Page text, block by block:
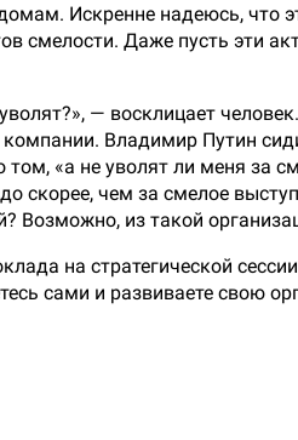
Искренне надеюсь, что
смелости. Даже пусть эти
— восклицает
Владимир Путин
том, «а не уволят ли меня за
скорее, чем за смелое
Возможно, из такой
на стратегической
сами и развиваете свою